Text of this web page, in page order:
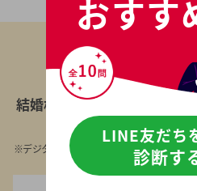
厳選大手17社からあな
結婚相談所のデジタルパンフ
ます
※デジタルパンフレットに対応していない
ないよう無記名封筒
おすす
LINE友だち
診断す